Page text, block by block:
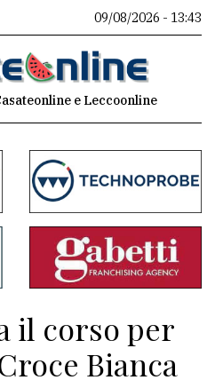
09/08/2026 - 13:43
e Leccoonline
il corso per
Bianca